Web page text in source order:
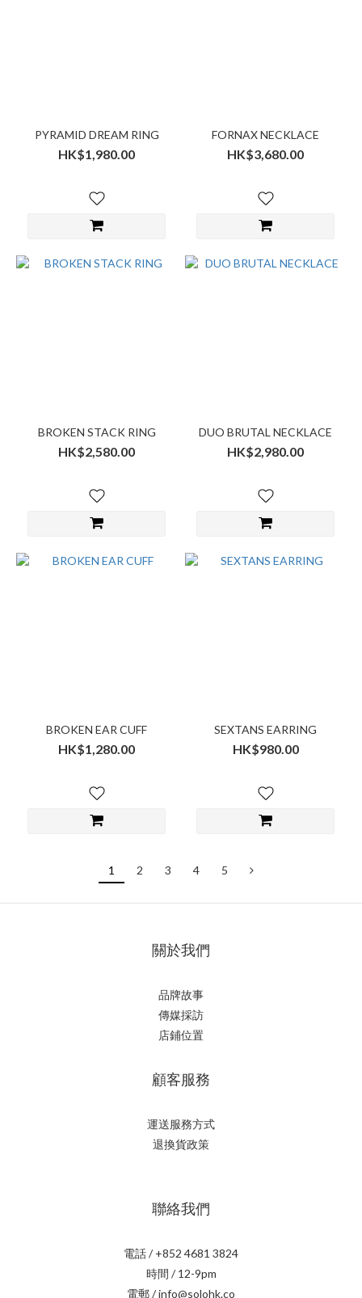
PYRAMID DREAM RING
HK$1,980.00
FORNAX NECKLACE
HK$3,680.00
BROKEN STACK RING
HK$2,580.00
DUO BRUTAL NECKLACE
HK$2,980.00
BROKEN EAR CUFF
HK$1,280.00
SEXTANS EARRING
HK$980.00
1 2 3 4 5
關於我們
品牌故事
傳媒採訪
店鋪位置
顧客服務
運送服務方式
退換貨政策
聯絡我們
電話 / +852 4681 3824
時間 / 12-9pm
電郵 / info@solohk.co